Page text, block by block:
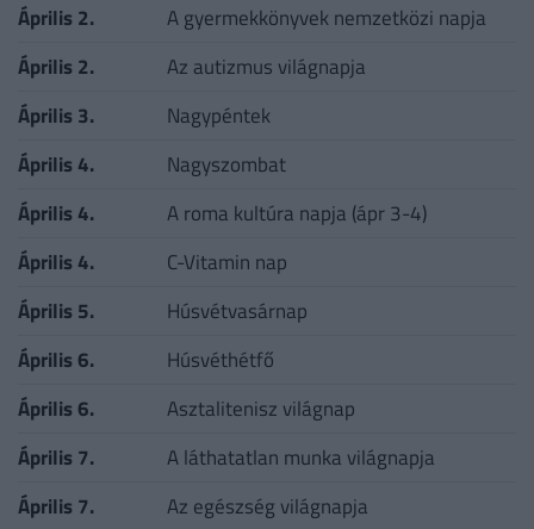
Április 2.
A gyermekkönyvek nemzetközi napja
Április 2.
Az autizmus világnapja
Április 3.
Nagypéntek
Április 4.
Nagyszombat
Április 4.
A roma kultúra napja (ápr 3-4)
Április 4.
C-Vitamin nap
Április 5.
Húsvétvasárnap
Április 6.
Húsvéthétfő
Április 6.
Asztalitenisz világnap
Április 7.
A láthatatlan munka világnapja
Április 7.
Az egészség világnapja